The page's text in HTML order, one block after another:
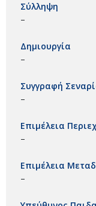
Σύλληψη
–
Δημιουργία
–
Συγγραφή
–
Επιμέλεια
–
Επιμέλεια
–